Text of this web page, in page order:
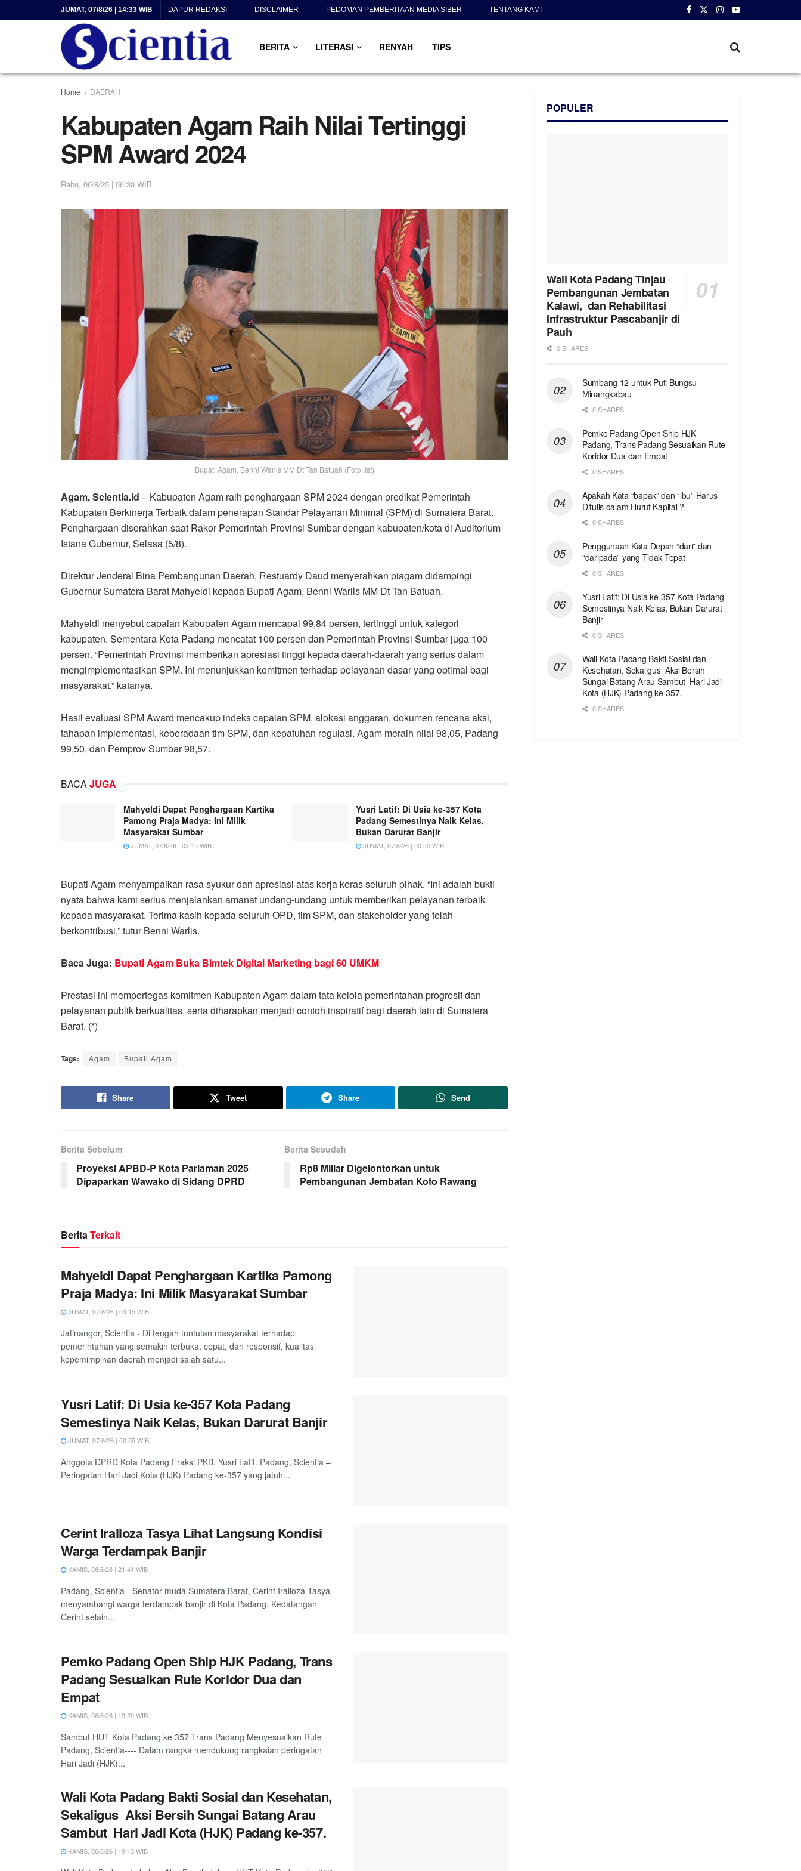
JUMAT, 07/8/26 | 14:33 WIB DAPUR REDAKSI DISCLAIMER PEDOMAN PEMBERITAAN MEDIA SIBER TENTANG KAMI
BERITA LITERASI RENYAH TIPS
Home DAERAH
Kabupaten Agam Raih Nilai Tertinggi
SPM Award 2024
Rabu, 06/8/25 | 06:30 WIB
Bupati Agam, Benni Warlis MM Dt Tan Batuah (Foto: Ist)
Agam, Scientia.id – Kabupaten Agam raih penghargaan SPM 2024 dengan predikat Pemerintah
Kabupaten Berkinerja Terbaik dalam penerapan Standar Pelayanan Minimal (SPM) di Sumatera Barat.
Penghargaan diserahkan saat Rakor Pemerintah Provinsi Sumbar dengan kabupaten/kota di Auditorium
Istana Gubernur, Selasa (5/8).
Direktur Jenderal Bina Pembangunan Daerah, Restuardy Daud menyerahkan piagam didampingi
Gubernur Sumatera Barat Mahyeldi kepada Bupati Agam, Benni Warlis MM Dt Tan Batuah.
Mahyeldi menyebut capaian Kabupaten Agam mencapai 99,84 persen, tertinggi untuk kategori
kabupaten. Sementara Kota Padang mencatat 100 persen dan Pemerintah Provinsi Sumbar juga 100
persen. “Pemerintah Provinsi memberikan apresiasi tinggi kepada daerah-daerah yang serius dalam
mengimplementasikan SPM. Ini menunjukkan komitmen terhadap pelayanan dasar yang optimal bagi
masyarakat,” katanya.
Hasil evaluasi SPM Award mencakup indeks capaian SPM, alokasi anggaran, dokumen rencana aksi,
tahapan implementasi, keberadaan tim SPM, dan kepatuhan regulasi. Agam meraih nilai 98,05, Padang
99,50, dan Pemprov Sumbar 98,57.
BACAJUGA
Mahyeldi Dapat Penghargaan Kartika
Pamong Praja Madya: Ini Milik
Masyarakat Sumbar
JUMAT, 07/8/26 | 03:15 WIB
Yusri Latif: Di Usia ke-357 Kota
Padang Semestinya Naik Kelas,
Bukan Darurat Banjir
JUMAT, 07/8/26 | 00:55 WIB
Bupati Agam menyampaikan rasa syukur dan apresiasi atas kerja keras seluruh pihak. “Ini adalah bukti
nyata bahwa kami serius menjalankan amanat undang-undang untuk memberikan pelayanan terbaik
kepada masyarakat. Terima kasih kepada seluruh OPD, tim SPM, dan stakeholder yang telah
berkontribusi,” tutur Benni Warlis.
Baca Juga: Bupati Agam Buka Bimtek Digital Marketing bagi 60 UMKM
Prestasi ini mempertegas komitmen Kabupaten Agam dalam tata kelola pemerintahan progresif dan
pelayanan publik berkualitas, serta diharapkan menjadi contoh inspiratif bagi daerah lain di Sumatera
Barat. (*)
Tags: Agam Bupati Agam
Share Tweet Share Send
Berita Sebelum
Proyeksi APBD-P Kota Pariaman 2025
Dipaparkan Wawako di Sidang DPRD
Berita Sesudah
Rp8 Miliar Digelontorkan untuk
Pembangunan Jembatan Koto Rawang
BeritaTerkait
Mahyeldi Dapat Penghargaan Kartika Pamong
Praja Madya: Ini Milik Masyarakat Sumbar
JUMAT, 07/8/26 | 03:15 WIB
Jatinangor, Scientia - Di tengah tuntutan masyarakat terhadap
pemerintahan yang semakin terbuka, cepat, dan responsif, kualitas
kepemimpinan daerah menjadi salah satu...
Yusri Latif: Di Usia ke-357 Kota Padang
Semestinya Naik Kelas, Bukan Darurat Banjir
JUMAT, 07/8/26 | 00:55 WIB
Anggota DPRD Kota Padang Fraksi PKB, Yusri Latif. Padang, Scientia –
Peringatan Hari Jadi Kota (HJK) Padang ke-357 yang jatuh...
Cerint Iralloza Tasya Lihat Langsung Kondisi
Warga Terdampak Banjir
KAMIS, 06/8/26 | 21:41 WIB
Padang, Scientia - Senator muda Sumatera Barat, Cerint Iralloza Tasya
menyambangi warga terdampak banjir di Kota Padang. Kedatangan
Cerint selain...
Pemko Padang Open Ship HJK Padang, Trans
Padang Sesuaikan Rute Koridor Dua dan
Empat
KAMIS, 06/8/26 | 19:20 WIB
Sambut HUT Kota Padang ke 357 Trans Padang Menyesuaikan Rute
Padang, Scientia---- Dalam rangka mendukung rangkaian peringatan
Hari Jadi (HJK)...
Wali Kota Padang Bakti Sosial dan Kesehatan,
Sekaligus Aksi Bersih Sungai Batang Arau
Sambut Hari Jadi Kota (HJK) Padang ke-357.
KAMIS, 06/8/26 | 19:13 WIB
POPULER
Wali Kota Padang Tinjau
Pembangunan Jembatan
Kalawi, dan Rehabilitasi
Infrastruktur Pascabanjir di
Pauh
0 SHARES
Sumbang 12 untuk Puti Bungsu
Minangkabau
0 SHARES
Pemko Padang Open Ship HJK
Padang, Trans Padang Sesuaikan Rute
Koridor Dua dan Empat
0 SHARES
Apakah Kata “bapak” dan “ibu” Harus
Ditulis dalam Huruf Kapital ?
0 SHARES
Penggunaan Kata Depan “dari” dan
“daripada” yang Tidak Tepat
0 SHARES
Yusri Latif: Di Usia ke-357 Kota Padang
Semestinya Naik Kelas, Bukan Darurat
Banjir
0 SHARES
Wali Kota Padang Bakti Sosial dan
Kesehatan, Sekaligus Aksi Bersih
Sungai Batang Arau Sambut Hari Jadi
Kota (HJK) Padang ke-357.
0 SHARES